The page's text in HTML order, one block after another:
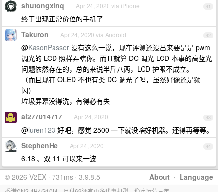
41
shutongxinq Apr 24, 2020 via iPhone
终于出现正常价位的手机了
42
Takuron Apr 24, 2020 via Android
@KasonPasser 没有这么一说，现在评测还没出来要是是 pwm
调光的 LCD 照样弄瞎你。而且就算 DC 调光 LCD 本事的高蓝光
问题依然存在的，总的来说半斤八两，LCD 护眼不成立。
（而且现在 OLED 不也有类 DC 调光了吗，虽然好像还是频
闪）
垃圾屏幕没得洗，有得必有失
43
ai277014717 Apr 24, 2020
@luren123 好吧，感觉 2500 一下就没啥好机器。还得再等等。
44
StephenHe Apr 24, 2020
6.18 、双 11 可以来一波
About · Language
© 2026 V2EX · 731ms · 3.9.8.5